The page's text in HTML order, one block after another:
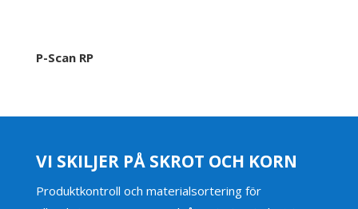
P-Scan RP
VI SKILJER PÅ SKROT OCH KORN
Produktkontroll och materialsortering för